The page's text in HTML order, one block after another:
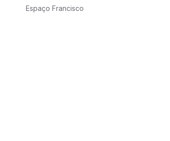
Espaço Francisco